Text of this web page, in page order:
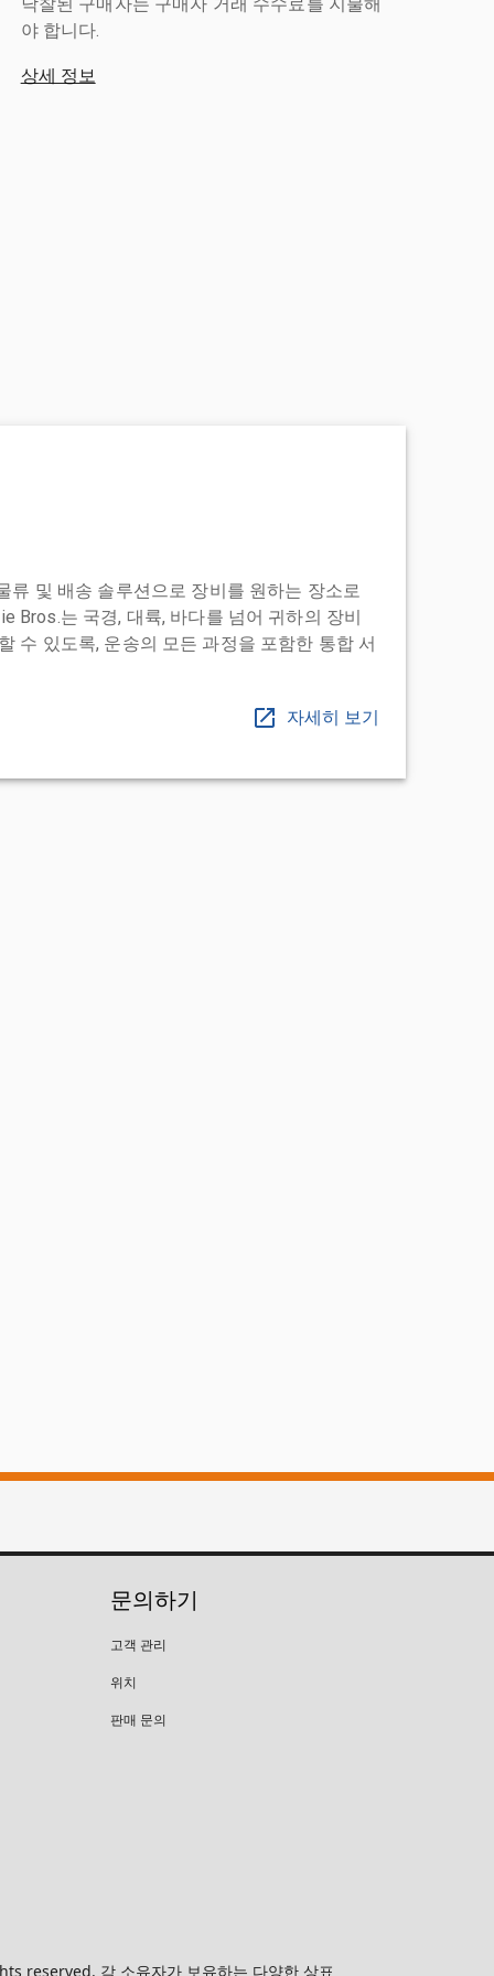
야 합니다.
상세 정보
류 및 배송 솔루션으로 장비를 원하는 장소로
Bros.는 국경, 대륙, 바다를 넘어 귀하의 장비
수 있도록, 운송의 모든 과정을 포함한 통합 서
자세히 보기
문의하기
고객 관리
위치
판매 문의
reserved. 각 소유자가 보유하는 다양한 상표